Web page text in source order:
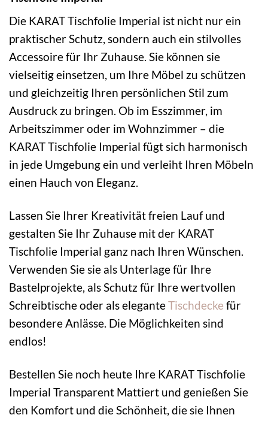
Die KARAT Tischfolie Imperial ist nicht nur ein
praktischer Schutz, sondern auch ein stilvolles
Accessoire für Ihr Zuhause. Sie können sie
vielseitig einsetzen, um Ihre Möbel zu schützen
und gleichzeitig Ihren persönlichen Stil zum
Ausdruck zu bringen. Ob im Esszimmer, im
Arbeitszimmer oder im Wohnzimmer – die
KARAT Tischfolie Imperial fügt sich harmonisch
in jede Umgebung ein und verleiht Ihren Möbeln
einen Hauch von Eleganz.
Lassen Sie Ihrer Kreativität freien Lauf und
gestalten Sie Ihr Zuhause mit der KARAT
Tischfolie Imperial ganz nach Ihren Wünschen.
Verwenden Sie sie als Unterlage für Ihre
Bastelprojekte, als Schutz für Ihre wertvollen
Schreibtische oder als eleganteTischdecke für
besondere Anlässe. Die Möglichkeiten sind
endlos!
Bestellen Sie noch heute Ihre KARAT Tischfolie
Imperial Transparent Mattiert und genießen Sie
den Komfort und die Schönheit, die sie Ihnen